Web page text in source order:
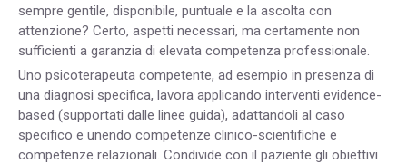
sempre gentile, disponibile, puntuale e la ascolta con
attenzione? Certo, aspetti necessari, ma certamente non
sufficienti a garanzia di elevata competenza professionale.
Uno psicoterapeuta competente, ad esempio in presenza di
una diagnosi specifica, lavora applicando interventi evidence-
based (supportati dalle linee guida), adattandoli al caso
specifico e unendo competenze clinico-scientifiche e
competenze relazionali. Condivide con il paziente gli obiettivi